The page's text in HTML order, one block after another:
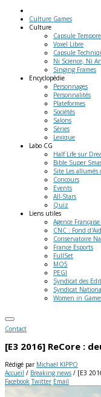
Culture Games
Culture
Capsule
Voxel Libre
Capsule
Ni Science, Ni
Singing Frames
Encyclopédie
Personnages
Personnalités
Plateformes
Sociétés
Salons
Séries
Lexique
Labo CG
Half Life sur
Bible Super
Site Les allumés
Concours
Events
All-Stars
Quiz
Liens utiles
Agence
CNC : Fond
Conservatoire
France Esports
FullSet
MO5
PEGI
Syndicat des
Syndicat
Women in
Contact
[E3 2016] ReCore :
Rédigé par Michaël KIPPO
Accueil / Breaking news / [E3
Facebook Twitter Email